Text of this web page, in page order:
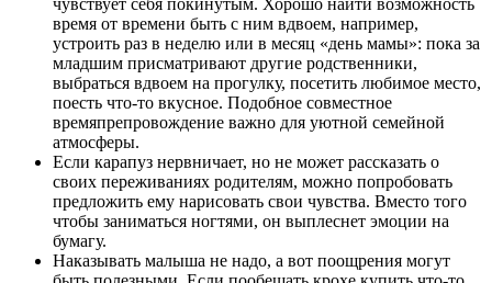
чувствует себя покинутым. Хорошо найти возможность
время от времени быть с ним вдвоем, например,
устроить раз в неделю или в месяц «день мамы»: пока за
младшим присматривают другие родственники,
выбраться вдвоем на прогулку, посетить любимое место,
поесть что-то вкусное. Подобное совместное
времяпрепровождение важно для уютной семейной
атмосферы.
Если карапуз нервничает, но не может рассказать о
своих переживаниях родителям, можно попробовать
предложить ему нарисовать свои чувства. Вместо того
чтобы заниматься ногтями, он выплеснет эмоции на
бумагу.
Наказывать малыша не надо, а вот поощрения могут